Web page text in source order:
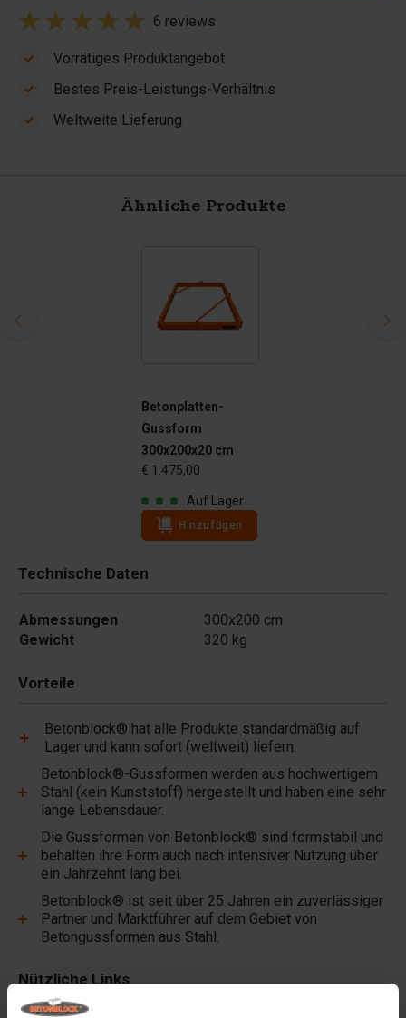
6 reviews
Vorrätiges Produktangebot
Bestes Preis-Leistungs-Verhältnis
Weltweite Lieferung
Ähnliche Produkte
Betonplatten-
Gussform
300x200x20 cm
€ 1.475,00
Auf Lager
Hinzufügen
Technische Daten
Abmessungen
300x200 cm
Gewicht
320 kg
Vorteile
Betonblock® hat alle Produkte standardmäßig auf
Lager und kann sofort (weltweit) liefern.
Betonblock®-Gussformen werden aus hochwertigem
Stahl (kein Kunststoff) hergestellt und haben eine sehr
lange Lebensdauer.
Die Gussformen von Betonblock® sind formstabil und
behalten ihre Form auch nach intensiver Nutzung über
ein Jahrzehnt lang bei.
Betonblock® ist seit über 25 Jahren ein zuverlässiger
Partner und Marktführer auf dem Gebiet von
Betongussformen aus Stahl.
Nützliche Links